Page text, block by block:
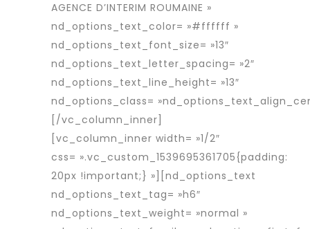
AGENCE D’INTERIM ROUMAINE »
nd_options_text_color= »#ffffff »
nd_options_text_font_size= »13″
nd_options_text_letter_spacing= »2″
nd_options_text_line_height= »13″
nd_options_class=
[/vc_column_inner]
[vc_column_inner width= »1/2″
css= ».vc_custom_1539695361705{padding:
20px !important;} »][nd_options_text
nd_options_text_tag= »h6″
nd_options_text_weight= »normal »